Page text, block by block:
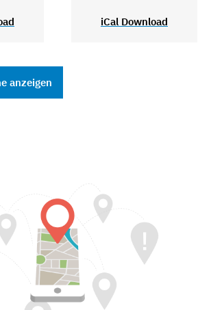
iCal Download
anzeigen